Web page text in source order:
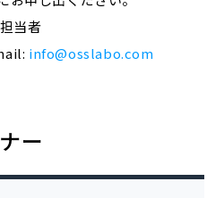
当者
info@osslabo.com
ー